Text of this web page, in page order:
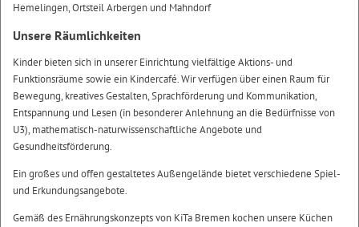
Hemelingen, Ortsteil Arbergen und Mahndorf
Unsere Räumlichkeiten
Kinder bieten sich in unserer Einrichtung vielfältige Aktions- und
Funktionsräume sowie ein Kindercafé. Wir verfügen über einen Raum für
Bewegung, kreatives Gestalten, Sprachförderung und Kommunikation,
Entspannung und Lesen (in besonderer Anlehnung an die Bedürfnisse von
U3), mathematisch-naturwissenschaftliche Angebote und
Gesundheitsförderung.
Ein großes und offen gestaltetes Außengelände bietet verschiedene Spiel-
und Erkundungsangebote.
Gemäß des Ernährungskonzepts von KiTa Bremen kochen unsere Küchen